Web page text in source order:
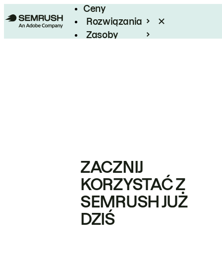
Ceny
Rozwiązania
Zasoby
ZACZNIJ
KORZYSTAĆ Z
SEMRUSH JUŻ
DZIŚ